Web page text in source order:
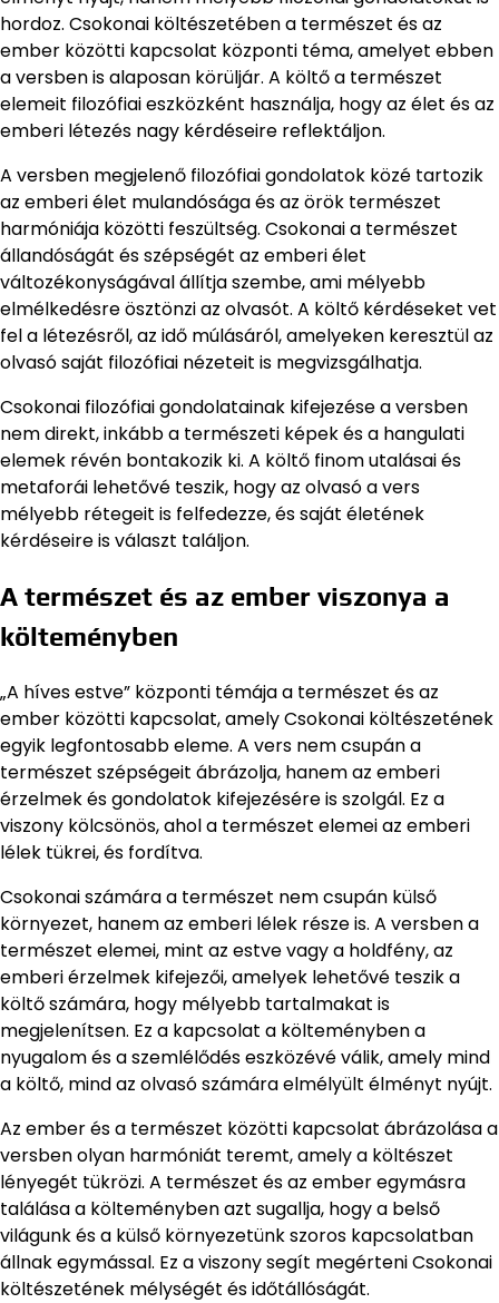
hordoz. Csokonai költészetében a természet és az
ember közötti kapcsolat központi téma, amelyet ebben
a versben is alaposan körüljár. A költő a természet
elemeit filozófiai eszközként használja, hogy az élet és az
emberi létezés nagy kérdéseire reflektáljon.
A versben megjelenő filozófiai gondolatok közé tartozik
az emberi élet mulandósága és az örök természet
harmóniája közötti feszültség. Csokonai a természet
állandóságát és szépségét az emberi élet
változékonyságával állítja szembe, ami mélyebb
elmélkedésre ösztönzi az olvasót. A költő kérdéseket vet
fel a létezésről, az idő múlásáról, amelyeken keresztül az
olvasó saját filozófiai nézeteit is megvizsgálhatja.
Csokonai filozófiai gondolatainak kifejezése a versben
nem direkt, inkább a természeti képek és a hangulati
elemek révén bontakozik ki. A költő finom utalásai és
metaforái lehetővé teszik, hogy az olvasó a vers
mélyebb rétegeit is felfedezze, és saját életének
kérdéseire is választ találjon.
A természet és az ember viszonya a
költeményben
„A híves estve” központi témája a természet és az
ember közötti kapcsolat, amely Csokonai költészetének
egyik legfontosabb eleme. A vers nem csupán a
természet szépségeit ábrázolja, hanem az emberi
érzelmek és gondolatok kifejezésére is szolgál. Ez a
viszony kölcsönös, ahol a természet elemei az emberi
lélek tükrei, és fordítva.
Csokonai számára a természet nem csupán külső
környezet, hanem az emberi lélek része is. A versben a
természet elemei, mint az estve vagy a holdfény, az
emberi érzelmek kifejezői, amelyek lehetővé teszik a
költő számára, hogy mélyebb tartalmakat is
megjelenítsen. Ez a kapcsolat a költeményben a
nyugalom és a szemlélődés eszközévé válik, amely mind
a költő, mind az olvasó számára elmélyült élményt nyújt.
Az ember és a természet közötti kapcsolat ábrázolása a
versben olyan harmóniát teremt, amely a költészet
lényegét tükrözi. A természet és az ember egymásra
találása a költeményben azt sugallja, hogy a belső
világunk és a külső környezetünk szoros kapcsolatban
állnak egymással. Ez a viszony segít megérteni Csokonai
költészetének mélységét és időtállóságát.